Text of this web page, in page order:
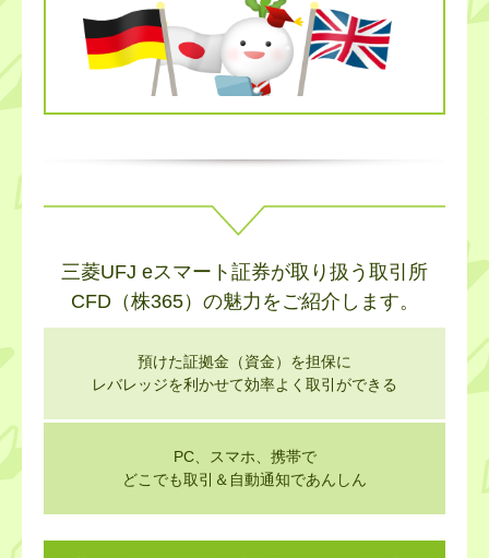
三菱UFJ eスマート証券が取り扱う取引所
CFD（株365）の魅力をご紹介します。
預けた証拠金（資金）を担保に
レバレッジを利かせて効率よく取引ができる
PC、スマホ、携帯で
どこでも取引＆自動通知であんしん